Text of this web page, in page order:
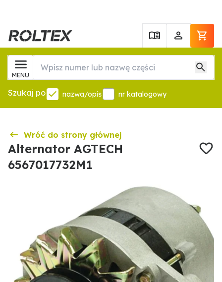
MENU
Szukaj po nazwa/opis nr katalogowy
Wróć do strony głównej
Alternator AGTECH
6567017732M1